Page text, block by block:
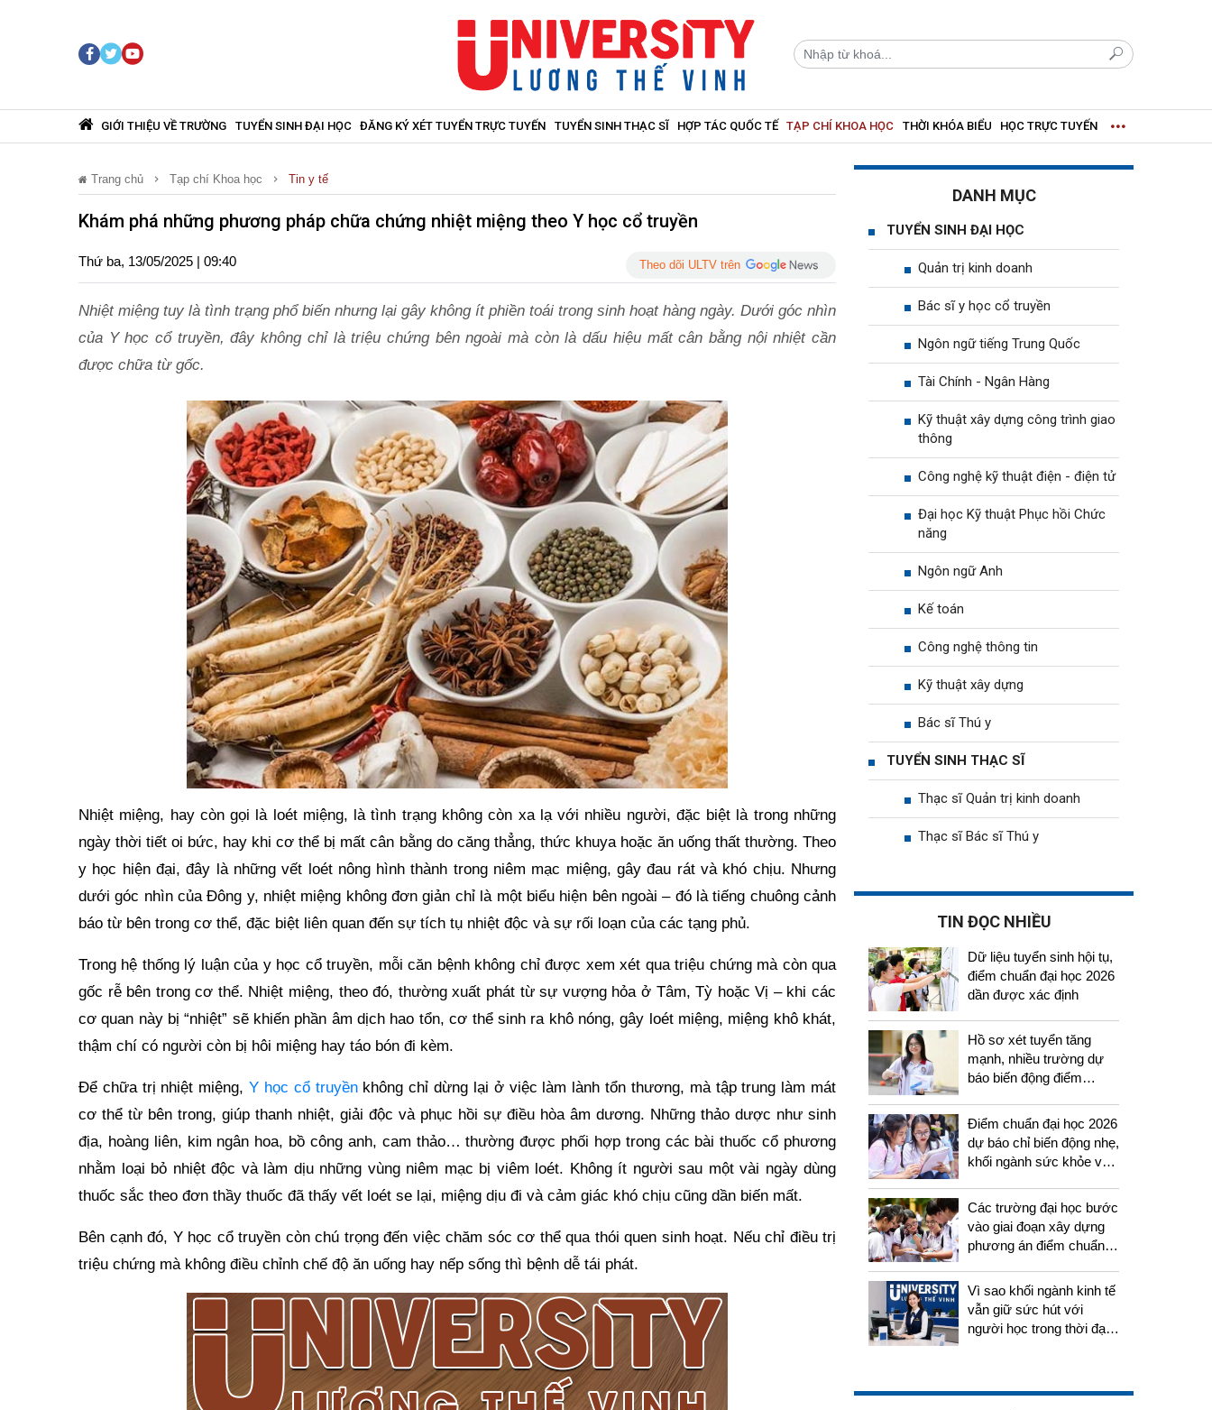
GIỚI THIỆU VỀ TRƯỜNG TUYỂN SINH ĐẠI HỌC ĐĂNG KÝ XÉT TUYỂN TRỰC TUYẾN TUYỂN SINH THẠC SĨ HỢP TÁC QUỐC TẾ TẠP CHÍ KHOA HỌC THỜI KHÓA BIỂU HỌC TRỰC TUYẾN
Trang chủ Tạp chí Khoa học Tin y tế
Khám phá những phương pháp chữa chứng nhiệt miệng theo Y học cổ truyền
Thứ ba, 13/05/2025 | 09:40 Theo dõi ULTV trên
Nhiệt miệng tuy là tình trạng phổ biến nhưng lại gây không ít phiền toái trong sinh hoạt hàng ngày. Dưới góc nhìn
của Y học cổ truyền, đây không chỉ là triệu chứng bên ngoài mà còn là dấu hiệu mất cân bằng nội nhiệt cần
được chữa từ gốc.
Nhiệt miệng, hay còn gọi là loét miệng, là tình trạng không còn xa lạ với nhiều người, đặc biệt là trong những
ngày thời tiết oi bức, hay khi cơ thể bị mất cân bằng do căng thẳng, thức khuya hoặc ăn uống thất thường. Theo
y học hiện đại, đây là những vết loét nông hình thành trong niêm mạc miệng, gây đau rát và khó chịu. Nhưng
dưới góc nhìn của Đông y, nhiệt miệng không đơn giản chỉ là một biểu hiện bên ngoài – đó là tiếng chuông cảnh
báo từ bên trong cơ thể, đặc biệt liên quan đến sự tích tụ nhiệt độc và sự rối loạn của các tạng phủ.
Trong hệ thống lý luận của y học cổ truyền, mỗi căn bệnh không chỉ được xem xét qua triệu chứng mà còn qua
gốc rễ bên trong cơ thể. Nhiệt miệng, theo đó, thường xuất phát từ sự vượng hỏa ở Tâm, Tỳ hoặc Vị – khi các
cơ quan này bị “nhiệt” sẽ khiến phần âm dịch hao tổn, cơ thể sinh ra khô nóng, gây loét miệng, miệng khô khát,
thậm chí có người còn bị hôi miệng hay táo bón đi kèm.
Để chữa trị nhiệt miệng,Y học cổ truyềnkhông chỉ dừng lại ở việc làm lành tổn thương, mà tập trung làm mát
cơ thể từ bên trong, giúp thanh nhiệt, giải độc và phục hồi sự điều hòa âm dương. Những thảo dược như sinh
địa, hoàng liên, kim ngân hoa, bồ công anh, cam thảo… thường được phối hợp trong các bài thuốc cổ phương
nhằm loại bỏ nhiệt độc và làm dịu những vùng niêm mạc bị viêm loét. Không ít người sau một vài ngày dùng
thuốc sắc theo đơn thầy thuốc đã thấy vết loét se lại, miệng dịu đi và cảm giác khó chịu cũng dần biến mất.
Bên cạnh đó, Y học cổ truyền còn chú trọng đến việc chăm sóc cơ thể qua thói quen sinh hoạt. Nếu chỉ điều trị
triệu chứng mà không điều chỉnh chế độ ăn uống hay nếp sống thì bệnh dễ tái phát.
DANH MỤC
TUYỂN SINH ĐẠI HỌC
Quản trị kinh doanh
Bác sĩ y học cổ truyền
Ngôn ngữ tiếng Trung Quốc
Tài Chính - Ngân Hàng
Kỹ thuật xây dựng công trình giao
thông
Công nghệ kỹ thuật điện - điện tử
Đại học Kỹ thuật Phục hồi Chức
năng
Ngôn ngữ Anh
Kế toán
Công nghệ thông tin
Kỹ thuật xây dựng
Bác sĩ Thú y
TUYỂN SINH THẠC SĨ
Thạc sĩ Quản trị kinh doanh
Thạc sĩ Bác sĩ Thú y
TIN ĐỌC NHIỀU
Dữ liệu tuyển sinh hội tụ,
điểm chuẩn đại học 2026
dần được xác định
Hồ sơ xét tuyển tăng
mạnh, nhiều trường dự
báo biến động điểm
Điểm chuẩn đại học 2026
dự báo chỉ biến động nhẹ,
khối ngành sức khỏe vẫn
Các trường đại học bước
vào giai đoạn xây dựng
phương án điểm chuẩn,
Vì sao khối ngành kinh tế
vẫn giữ sức hút với
người học trong thời đại